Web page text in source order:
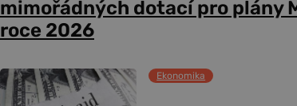
mimořádných dotací pro plány
roce 2026
Ekonomika